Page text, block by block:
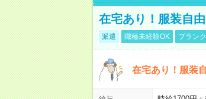
在宅あり！服装自
派遣 職種未経験OK ブラン
在宅あり！服装